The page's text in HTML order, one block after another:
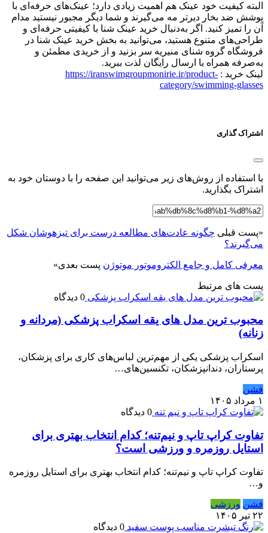
البته کیفیت خود عینک هم اهمیت زیادی دارد؛ عینک‌های حرفه‌ای با
پوشش ضد بخار دیرتر مه می‌گیرند و شما دیگر مجبور نیستید مدام
آن را تمیز کنید. اگر به‌دنبال خرید عینک شنا با کیفیتی حرفه‌ای و
طراحی‌های متنوع هستید، می‌توانید به بخش خرید عینک شنا در
فروشگاه گروه شنای منیریه سر بزنید و از خریدی مطمئن و
به‌صرفه همراه با ارسال رایگان لذت ببرید.
لینک خرید : https://iranswimgroupmonirie.ir/product-
category/swimming-glasses
اشتراک گذاری
با استفاده از روش‌های زیر می‌توانید این صفحه را با دوستان خود به
اشتراک بگذارید.
«پست قبلی چگونه عادت‌های مطالعه درست برای تیزهوشان شکل
می‌گیرند؟
معرفی کامل و جامع الکتروموتور موتوژن پست بعدی»
پست های مرتبط
0 دیدگاه
محبوب ترین مدل های یقه اسکراب پزشکی (مردانه و
زنانه)
اسکراب پزشکی یکی از مهم‌ترین لباس‌های کاری برای پزشکان،
پرستاران، دندانپزشکان، تکنسین‌های…
فشن
۱ مرداد ۱۴۰۵
0 دیدگاه
تفاوت کراپ تاپ و نیم‌تنه؛ کدام انتخاب بهتری برای
استایل روزمره و ورزشی است؟
تفاوت کراپ تاپ و نیم‌تنه؛ کدام انتخاب بهتری برای استایل روزمره
و…
فشن ورزشی
۲۲ تیر ۱۴۰۵
0 دیدگاه